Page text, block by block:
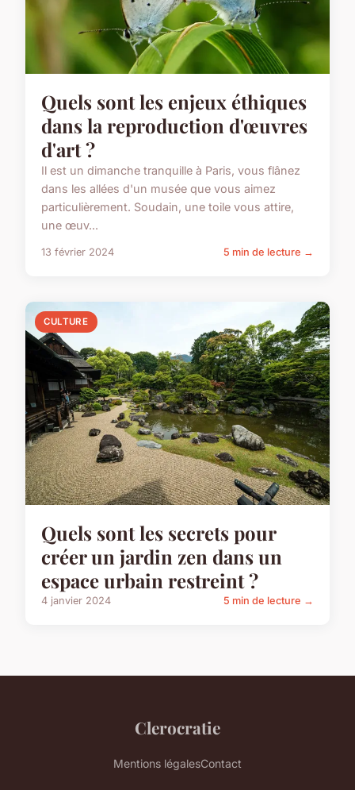
Quels sont les enjeux éthiques
dans la reproduction d'œuvres
d'art ?
Il est un dimanche tranquille à Paris, vous flânez
dans les allées d'un musée que vous aimez
particulièrement. Soudain, une toile vous attire,
une œuv...
13 février 2024 5 min de lecture →
CULTURE
Quels sont les secrets pour
créer un jardin zen dans un
espace urbain restreint ?
4 janvier 2024 5 min de lecture →
Clerocratie
Mentions légalesContact